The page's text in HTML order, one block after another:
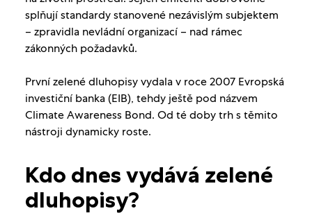
splňují standardy stanovené nezávislým subjektem
– zpravidla nevládní organizací – nad rámec
zákonných požadavků.
První zelené dluhopisy vydala v roce 2007 Evropská
investiční banka (EIB), tehdy ještě pod názvem
Climate Awareness Bond. Od té doby trh s těmito
nástroji dynamicky roste.
Kdo dnes vydává zelené
dluhopisy?